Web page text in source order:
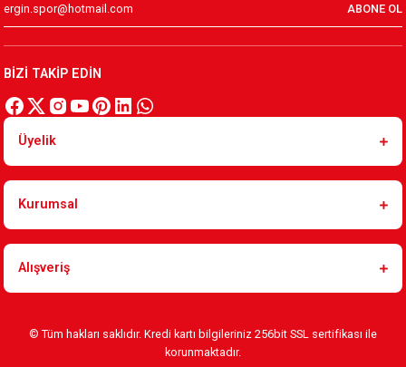
ABONE OL
BİZİ TAKİP EDİN
Üyelik
Kurumsal
Alışveriş
© Tüm hakları saklıdır. Kredi kartı bilgileriniz 256bit SSL sertifikası ile
korunmaktadır.